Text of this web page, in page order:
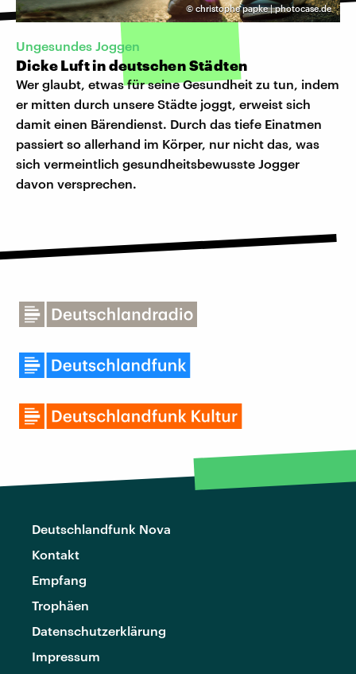
© christophe papke | photocase.de
Ungesundes Joggen
Dicke Luft in deutschen Städten
Wer glaubt, etwas für seine Gesundheit zu tun, indem
er mitten durch unsere Städte joggt, erweist sich
damit einen Bärendienst. Durch das tiefe Einatmen
passiert so allerhand im Körper, nur nicht das, was
sich vermeintlich gesundheitsbewusste Jogger
davon versprechen.
Deutschlandfunk Nova
Kontakt
Empfang
Trophäen
Datenschutzerklärung
Impressum